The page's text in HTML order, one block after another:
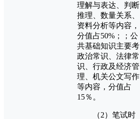
理解与表达、判断
推理、数量关系、
资料分析等内容，
分值占50%；；公
共基础知识主要考
政治常识、法律常
识、行政及经济管
理、机关公文写作
等内容，分值占
15％。
（2）笔试时